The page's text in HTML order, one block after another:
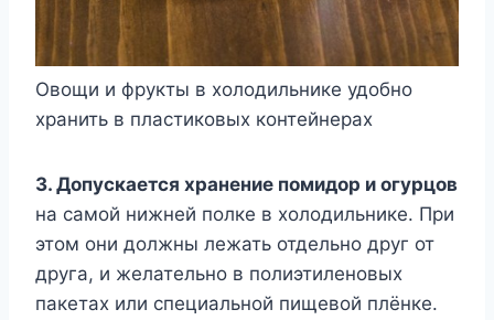
Овощи и фрукты в холодильнике удобно
хранить в пластиковых контейнерах
3. Допускается хранение помидор и огурцов
на самой нижней полке в холодильнике. При
этом они должны лежать отдельно друг от
друга, и желательно в полиэтиленовых
пакетах или специальной пищевой плёнке.